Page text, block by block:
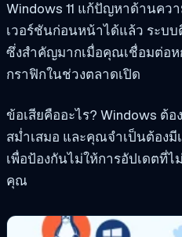
Windows 11 แก้ปัญหาด้านค
เวอร์ชันก่อนหน้าได้แล้ว ระบ
ซึ่งสำคัญมากเมื่อคุณเชื่อมต่อ
กราฟิกในช่วงตลาดเปิด
ข้อเสียคืออะไร? Windows ต้
สม่ำเสมอ และคุณจำเป็นต้องมี
เพื่อป้องกันไม่ให้การอัปเดตที่
คุณ